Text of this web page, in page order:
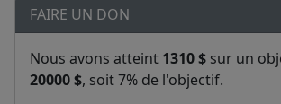
FAIRE UN DON
Nous avons atteint 1310 $ sur un
20000 $, soit 7% de l'objectif.